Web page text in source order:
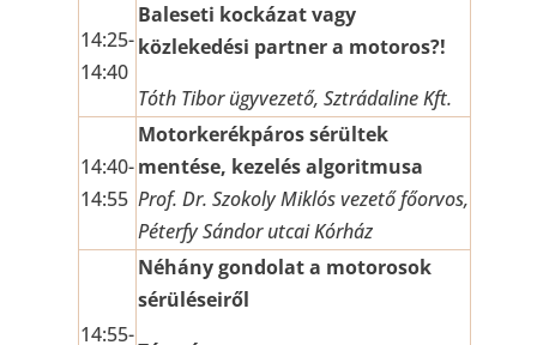
14:25-
14:40
Baleseti kockázat vagy
közlekedési partner a motoros?!
Tóth Tibor ügyvezető, Sztrádaline Kft.
14:40-
14:55
Motorkerékpáros sérültek
mentése, kezelés algoritmusa
Prof. Dr. Szokoly Miklós vezető főorvos,
Péterfy Sándor utcai Kórház
14:55-
Néhány gondolat a motorosok
sérüléseiről